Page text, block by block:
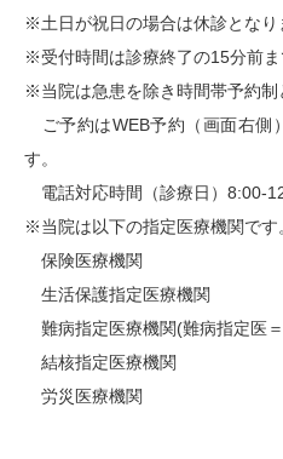
※土日が祝日の場合は休診となり
※受付時間は診療終了の15分前
※当院は急患を除き時間帯予約制
ご予約はWEB予約（画面右側
す。
電話対応時間（診療日）8:00-
※当院は以下の指定医療機関です
保険医療機関
生活保護指定医療機関
難病指定医療機関(難病指定医
結核指定医療機関
労災医療機関